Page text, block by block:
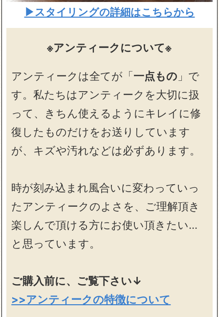
▶スタイリングの詳細はこちらから
※アンティークについて※
アンティークは全てが「 一点もの 」で
す。私たちはアンティークを大切に扱
って、きちん使えるようにキレイに修
復したものだけをお送りしています
が、キズや汚れなどは必ずあります。
時が刻み込まれ風合いに変わっていっ
たアンティークのよさを、ご理解頂き
楽しんで頂ける方にお使い頂きたい…
と思っています。
ご購入前に、ご覧下さい↓
>>アンティークの特徴について